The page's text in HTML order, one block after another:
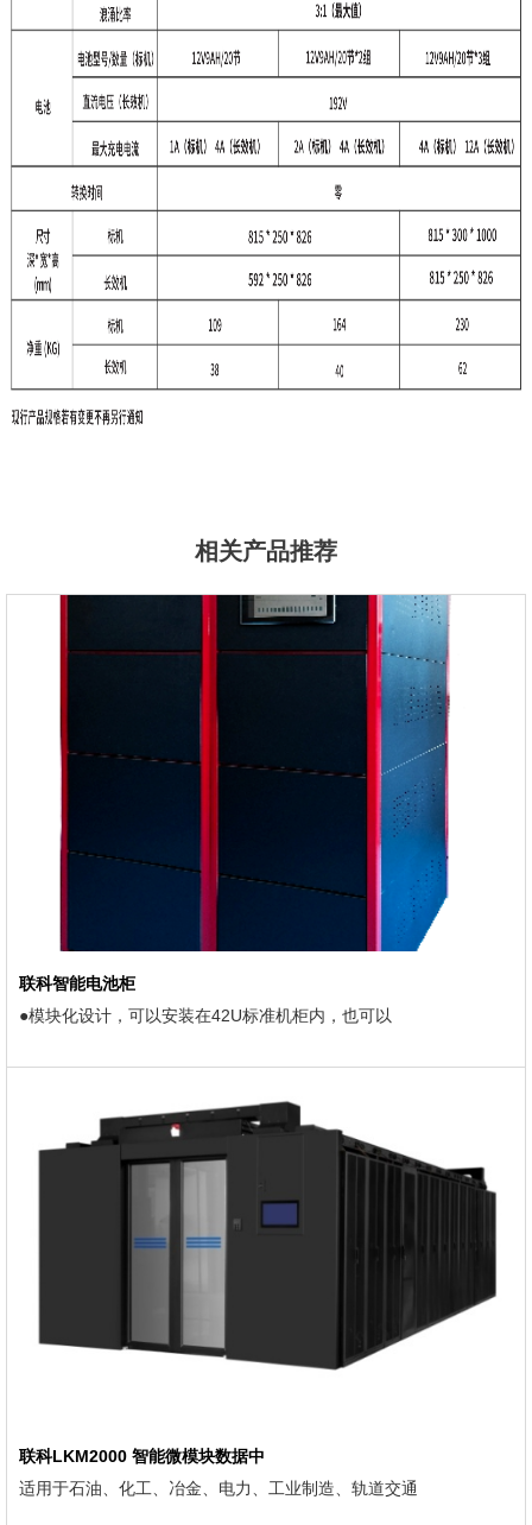
相关产品推荐
联科智能电池柜
●模块化设计，可以安装在42U标准机柜内，也可以
联科LKM2000 智能微模块数据中
适用于石油、化工、冶金、电力、工业制造、轨道交通